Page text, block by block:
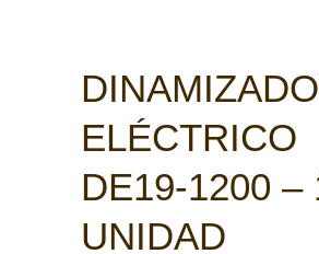
ELÉCTRICO
DE19-1200 –
UNIDAD